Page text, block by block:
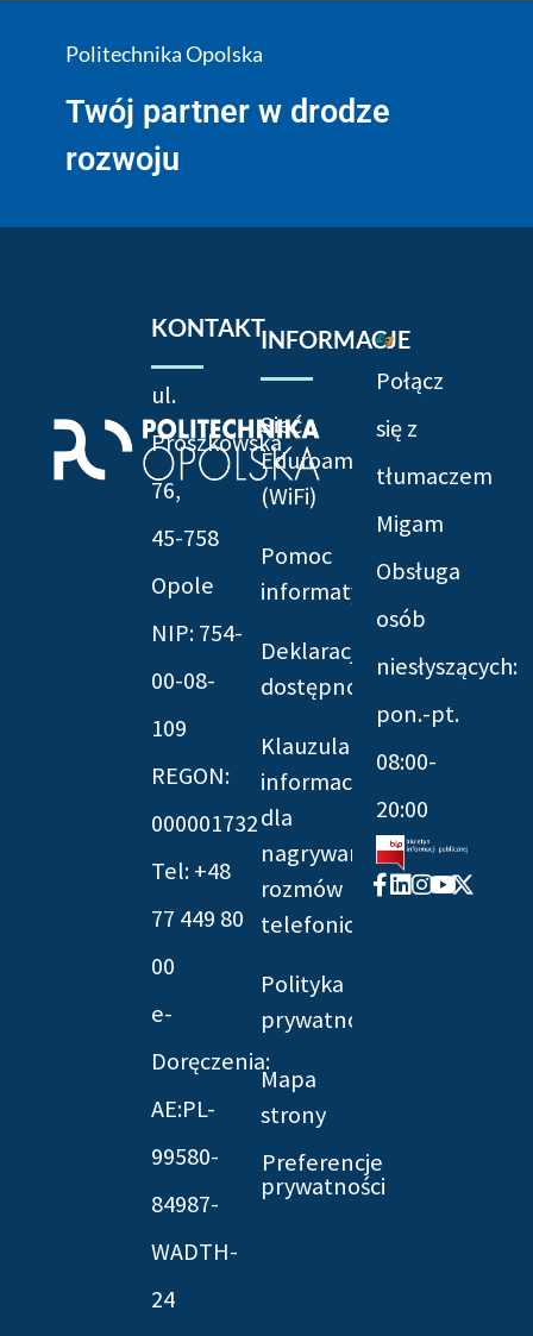
Politechnika Opolska
Twój partner w drodze
rozwoju
KONTAKT
ul.
Prószkowska
76,
45-758
Opole
NIP: 754-
00-08-
109
REGON:
000001732
Tel: +48
77 449 80
00
e-
Doręczenia:
AE:PL-
99580-
84987-
WADTH-
24
INFORMACJE
Sieć
Eduroam
(WiFi)
Pomoc
informatyczna
Deklaracja
dostępności
Klauzula
informacyjna
dla
nagrywania
rozmów
telefonicznych
Polityka
prywatności
Mapa
strony
Preferencje
prywatności
Połącz
się z
tłumaczem
Migam
Obsługa
osób
niesłyszących:
pon.-pt.
08:00-
20:00
Facebook-
f
Linkedin
Instagram
Youtube
X-
twitter